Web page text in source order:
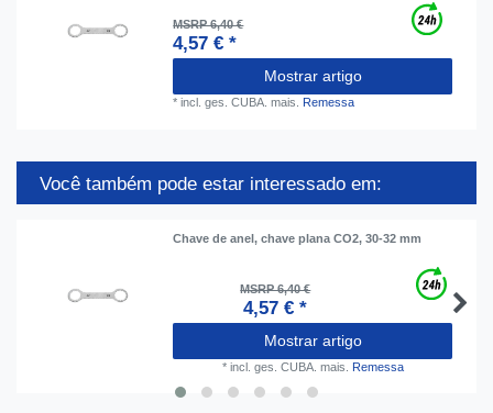
MSRP 6,40 €
4,57 € *
Mostrar artigo
*incl. ges. CUBA. mais. Remessa
Você também pode estar interessado em:
Сhave de anel, chave plana CO2, 30-32 mm
MSRP 6,40 €
4,57 € *
Mostrar artigo
* incl. ges. CUBA. mais. Remessa